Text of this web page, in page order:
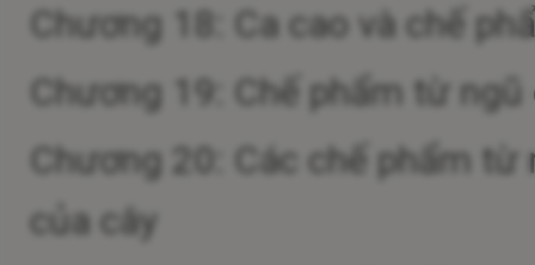
Chương 18: Ca cao và chế
Chương 19: Chế phẩm từ
Chương 20: Các chế phẩm
của cây